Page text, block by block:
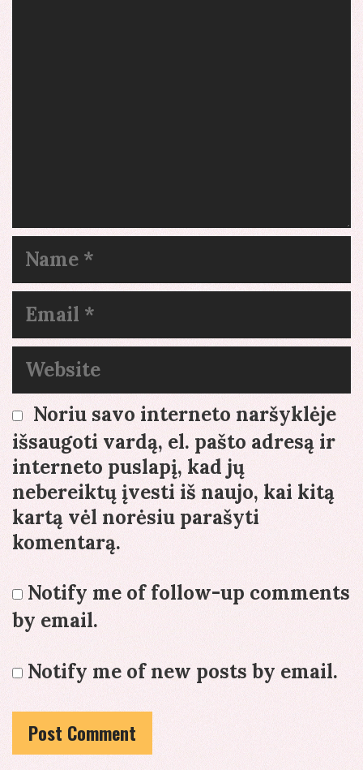
Name
Email
Website
Noriu savo interneto naršyklėje
išsaugoti vardą, el. pašto adresą ir
interneto puslapį, kad jų
nebereiktų įvesti iš naujo, kai kitą
kartą vėl norėsiu parašyti
komentarą.
Notify me of follow-up comments
by email.
Notify me of new posts by email.